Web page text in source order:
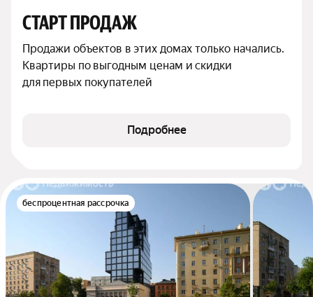
СТАРТ ПРОДАЖ
Продажи объектов в этих домах только начались.
Квартиры по выгодным ценам и скидки
для первых покупателей
Подробнее
беспроцентная рассрочка